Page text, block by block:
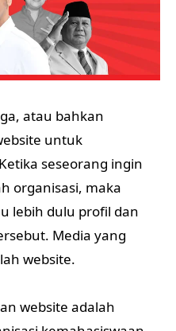
atau bahkan
untuk
seseorang ingin
organisasi, maka
lebih dulu profil dan
Media yang
website.
website adalah